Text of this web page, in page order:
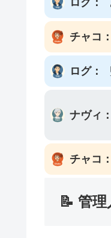
チャコ：
ログ：
ナヴィ：
チャコ：
📝 管